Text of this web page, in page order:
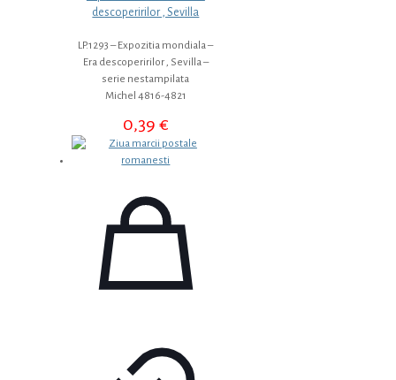
descoperirilor , Sevilla
LP.1293 – Expozitia mondiala –
Era descoperirilor , Sevilla –
serie nestampilata
Michel 4816-4821
0,39 €